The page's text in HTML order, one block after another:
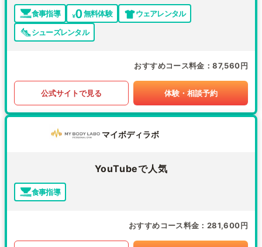
食事指導 無料体験
ウェアレンタル
シューズレンタル
おすすめコース料金 87,560円
公式サイトで見る 体験・相談予約
マイボディラボ
YouTubeで人気
食事指導
おすすめコース料金 281,600円